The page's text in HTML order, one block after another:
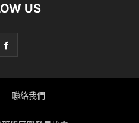
US
聯絡我們